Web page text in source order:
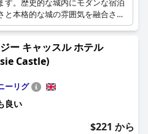
す。歴史的な城内にモダンな宿泊
本格的な城の雰囲気を融合させ
ー キャッスル ホテル
Castle)
ーリグ
良い
$221 から